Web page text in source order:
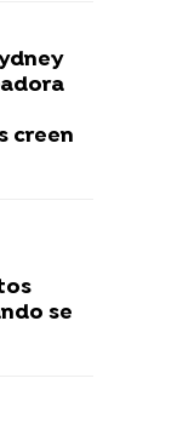
creen
se